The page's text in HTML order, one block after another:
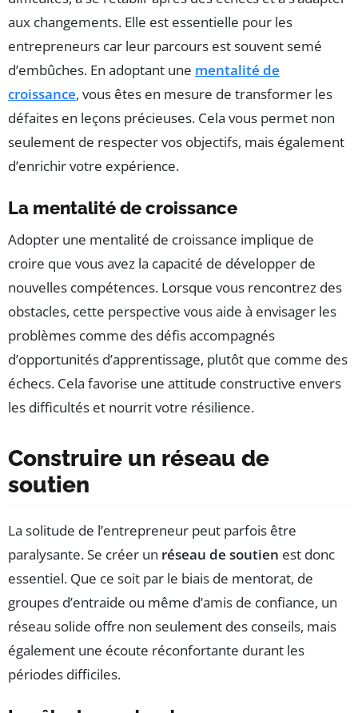
aux changements. Elle est essentielle pour les
entrepreneurs car leur parcours est souvent semé
d’embûches. En adoptant une mentalité de
croissance, vous êtes en mesure de transformer les
défaites en leçons précieuses. Cela vous permet non
seulement de respecter vos objectifs, mais également
d’enrichir votre expérience.
La mentalité de croissance
Adopter une mentalité de croissance implique de
croire que vous avez la capacité de développer de
nouvelles compétences. Lorsque vous rencontrez des
obstacles, cette perspective vous aide à envisager les
problèmes comme des défis accompagnés
d’opportunités d’apprentissage, plutôt que comme des
échecs. Cela favorise une attitude constructive envers
les difficultés et nourrit votre résilience.
Construire un réseau de
soutien
La solitude de l’entrepreneur peut parfois être
paralysante. Se créer un réseau de soutien est donc
essentiel. Que ce soit par le biais de mentorat, de
groupes d’entraide ou même d’amis de confiance, un
réseau solide offre non seulement des conseils, mais
également une écoute réconfortante durant les
périodes difficiles.